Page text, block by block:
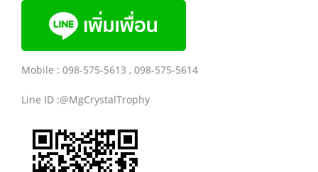
Mobile : 098-575-5613 , 098-575-5614
Line ID :@MgCrystalTrophy